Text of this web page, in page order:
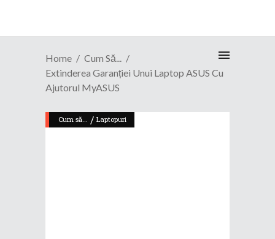
Home
Cum Să...
Extinderea Garanției Unui Laptop ASUS Cu
Ajutorul MyASUS
Cum să... / Laptopuri